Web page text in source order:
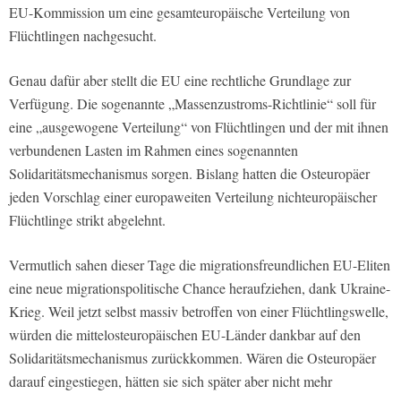
EU-Kommission um eine gesamteuropäische Verteilung von
Flüchtlingen nachgesucht.
Genau dafür aber stellt die EU eine rechtliche Grundlage zur
Verfügung. Die sogenannte „Massenzustroms-Richtlinie“ soll für
eine „ausgewogene Verteilung“ von Flüchtlingen und der mit ihnen
verbundenen Lasten im Rahmen eines sogenannten
Solidaritätsmechanismus sorgen. Bislang hatten die Osteuropäer
jeden Vorschlag einer europaweiten Verteilung nichteuropäischer
Flüchtlinge strikt abgelehnt.
Vermutlich sahen dieser Tage die migrationsfreundlichen EU-Eliten
eine neue migrationspolitische Chance heraufziehen, dank Ukraine-
Krieg. Weil jetzt selbst massiv betroffen von einer Flüchtlingswelle,
würden die mittelosteuropäischen EU-Länder dankbar auf den
Solidaritätsmechanismus zurückkommen. Wären die Osteuropäer
darauf eingestiegen, hätten sie sich später aber nicht mehr